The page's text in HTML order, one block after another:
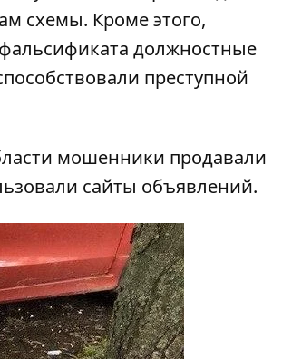
схемы. Кроме этого,
должностные
преступной
мошенники продавали
сайты объявлений.